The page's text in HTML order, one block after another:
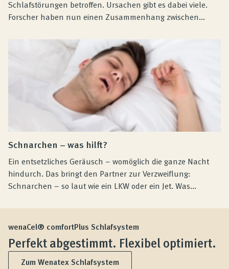
Schlafstörungen betroffen. Ursachen gibt es dabei viele.
Forscher haben nun einen Zusammenhang zwischen...
Schnarchen – was hilft?
Ein entsetzliches Geräusch – womöglich die ganze Nacht
hindurch. Das bringt den Partner zur Verzweiflung:
Schnarchen – so laut wie ein LKW oder ein Jet. Was...
wenaCel® comfortPlus Schlafsystem
Perfekt abgestimmt. Flexibel optimiert.
Zum Wenatex Schlafsystem